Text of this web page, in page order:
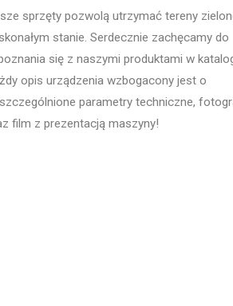
sprzęty pozwolą utrzymać tereny
stanie. Serdecznie zachęcamy do
się z naszymi produktami w
opis urządzenia wzbogacony jest o
parametry techniczne,
film z prezentacją maszyny!